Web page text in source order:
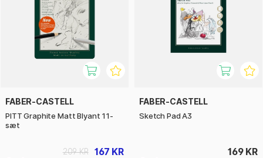
FABER-CASTELL
PITT Graphite Matt Blyant 11-
sæt
167 KR
209 KR
FABER-CASTELL
Sketch Pad A3
169 KR